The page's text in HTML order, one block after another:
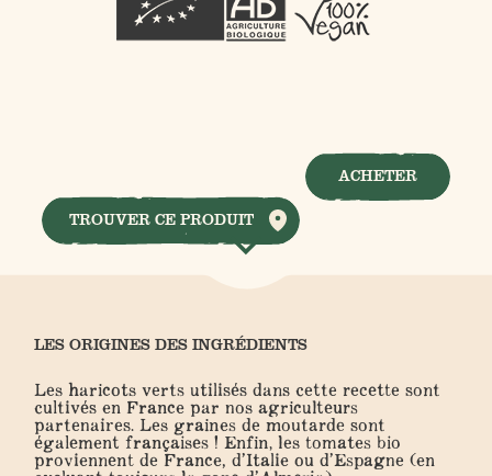
TROUVER CE PRODUIT
ACHETER
LES ORIGINES DES INGRÉDIENTS
Les haricots verts utilisés dans cette recette sont
cultivés en France par nos agriculteurs
partenaires. Les graines de moutarde sont
également françaises ! Enfin, les tomates bio
proviennent de France, d’Italie ou d’Espagne (en